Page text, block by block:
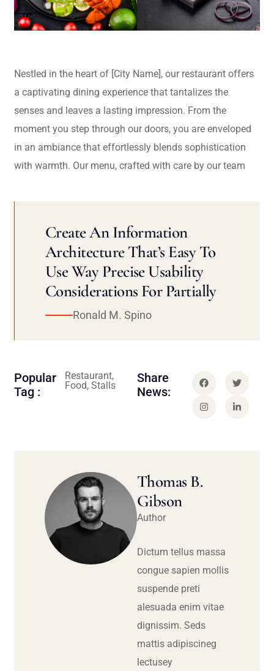
Nestled in the heart of [City Name], our restaurant offers
a captivating dining experience that tantalizes the
senses and leaves a lasting impression. From the
moment you step through our doors, you are enveloped
in an ambiance that effortlessly blends sophistication
with warmth. Our menu, crafted with care by our team
Create An Information
Architecture That’s Easy To
Use Way Precise Usability
Considerations For Partially
Ronald M. Spino
Popular
Tag :
Restaurant,
Food, Stalls
Share
News:
Thomas B.
Gibson
Author
Dictum tellus massa
congue sapien mollis
suspende preti
alesuada enim vitae
dignissim. Seds
mattis adipiscineg
lectusey